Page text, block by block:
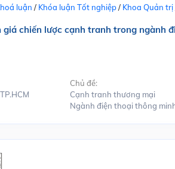
luận / Khóa luận Tốt nghiệp/ Khoa Quản trị
giá chiến lược cạnh tranh trong ngành
Chủ đề:
Cạnh tranh thương mại
Ngành điện thoại thông